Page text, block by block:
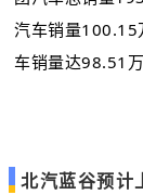
汽车销量100.15
车销量达98.51
北汽蓝谷预计